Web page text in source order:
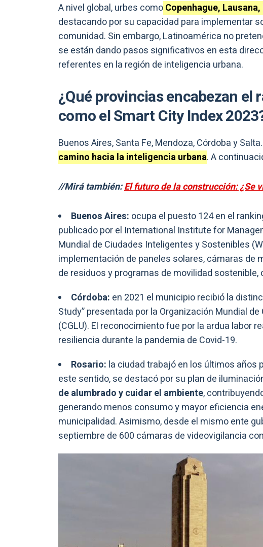
A nivel global, urbes comoCopenhague,
destacando por su capacidad para implementar
comunidad. Sin embargo, Latinoamérica no
se están dando pasos significativos en esta
referentes en la región de inteligencia urbana.
¿Qué provincias encabezan
como el Smart City Index
Buenos Aires, Santa Fe, Mendoza, Córdoba y
camino hacia la inteligencia urbana. A
//Mirá también:El futuro de la construcción: ¿Se
Buenos Aires: ocupa el puesto 124 en el
publicado por el International Institute for
Mundial de Ciudades Inteligentes y Sostenibles
implementación de paneles solares, cámaras de
de residuos y programas de movilidad
Córdoba: en 2021 el municipio recibió la
Study” presentada por la Organización Mundial
(CGLU). El reconocimiento fue por la ardua labor
resiliencia durante la pandemia de Covid-19.
Rosario: la ciudad trabajó en los últimos años
este sentido, se destacó por su plan de
de alumbrado y cuidar el ambiente,
generando menos consumo y mayor eficiencia
municipalidad. Asimismo, desde el mismo ente
septiembre de 600 cámaras de videovigilancia